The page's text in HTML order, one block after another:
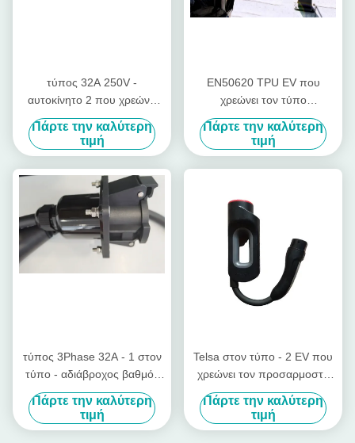
τύπος 32A 250V -
αυτοκίνητο 2 που χρεώνει
στον τύπο - 1 τύπος
προσαρμοστών διεπαφών
σταθμών χρέωσης της EV -
2 στον τύπο - 1
προσαρμοστής της EV
Πάρτε την καλύτερη
τιμή
EN50620 TPU EV που
χρεώνει τον τύπο
μετατροπέων
προσαρμοστών της EV
καλωδίων - 2 στον τύπο - 1
βούλωμα
Πάρτε την καλύτερη
τιμή
τύπος 3Phase 32A - 1 στον
τύπο - αδιάβροχος βαθμός
προστασίας προσαρμοστών
IP55 2 EV
Πάρτε την καλύτερη
τιμή
Telsa στον τύπο - 2 EV που
χρεώνει τον προσαρμοστή
7kW καλωδίων για τον τύπο
- αυτοκίνητο 2 που χρεώνει
στο σταθμό τέσλα
Πάρτε την καλύτερη
τιμή